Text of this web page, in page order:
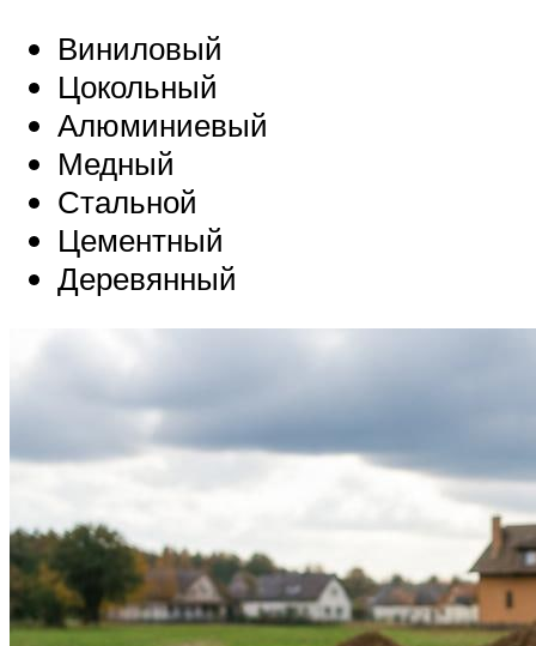
Виниловый
Цокольный
Алюминиевый
Медный
Стальной
Цементный
Деревянный